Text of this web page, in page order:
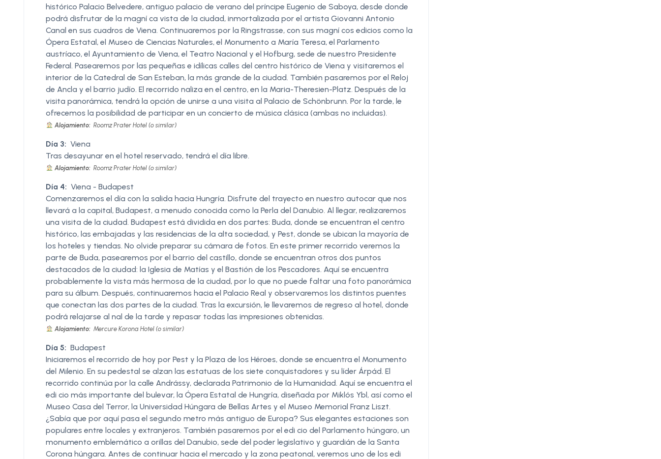
histórico Palacio Belvedere, antiguo palacio de verano del príncipe Eugenio de Saboya, desde donde
podrá disfrutar de la magní ca vista de la ciudad, inmortalizada por el artista Giovanni Antonio
Canal en sus cuadros de Viena. Continuaremos por la Ringstrasse, con sus magní cos edicios como la
Ópera Estatal, el Museo de Ciencias Naturales, el Monumento a María Teresa, el Parlamento
austríaco, el Ayuntamiento de Viena, el Teatro Nacional y el Hofburg, sede de nuestro Presidente
Federal. Pasearemos por las pequeñas e idílicas calles del centro histórico de Viena y visitaremos el
interior de la Catedral de San Esteban, la más grande de la ciudad. También pasaremos por el Reloj
de Ancla y el barrio judío. El recorrido naliza en el centro, en la Maria-Theresien-Platz. Después de la
visita panorámica, tendrá la opción de unirse a una visita al Palacio de Schönbrunn. Por la tarde, le
ofrecemos la posibilidad de participar en un concierto de música clásica (ambas no incluidas).
Alojamiento: Roomz Prater Hotel (o similar)
Día 3: Viena
Tras desayunar en el hotel reservado, tendrá el día libre.
Alojamiento: Roomz Prater Hotel (o similar)
Día 4: Viena - Budapest
Comenzaremos el día con la salida hacia Hungría. Disfrute del trayecto en nuestro autocar que nos
llevará a la capital, Budapest, a menudo conocida como la Perla del Danubio. Al llegar, realizaremos
una visita de la ciudad. Budapest está dividida en dos partes: Buda, donde se encuentran el centro
histórico, las embajadas y las residencias de la alta sociedad, y Pest, donde se ubican la mayoría de
los hoteles y tiendas. No olvide preparar su cámara de fotos. En este primer recorrido veremos la
parte de Buda, pasearemos por el barrio del castillo, donde se encuentran otros dos puntos
destacados de la ciudad: la Iglesia de Matías y el Bastión de los Pescadores. Aquí se encuentra
probablemente la vista más hermosa de la ciudad, por lo que no puede faltar una foto panorámica
para su álbum. Después, continuaremos hacia el Palacio Real y observaremos los distintos puentes
que conectan las dos partes de la ciudad. Tras la excursión, le llevaremos de regreso al hotel, donde
podrá relajarse al nal de la tarde y repasar todas las impresiones obtenidas.
Alojamiento: Mercure Korona Hotel (o similar)
Día 5: Budapest
Iniciaremos el recorrido de hoy por Pest y la Plaza de los Héroes, donde se encuentra el Monumento
del Milenio. En su pedestal se alzan las estatuas de los siete conquistadores y su líder Árpád. El
recorrido continúa por la calle Andrássy, declarada Patrimonio de la Humanidad. Aquí se encuentra el
edi cio más importante del bulevar, la Ópera Estatal de Hungría, diseñada por Miklós Ybl, así como el
Museo Casa del Terror, la Universidad Húngara de Bellas Artes y el Museo Memorial Franz Liszt.
¿Sabía que por aquí pasa el segundo metro más antiguo de Europa? Sus elegantes estaciones son
populares entre locales y extranjeros. También pasaremos por el edi cio del Parlamento húngaro, un
monumento emblemático a orillas del Danubio, sede del poder legislativo y guardián de la Santa
Corona húngara. Antes de continuar hacia el mercado y la zona peatonal, veremos uno de los edi